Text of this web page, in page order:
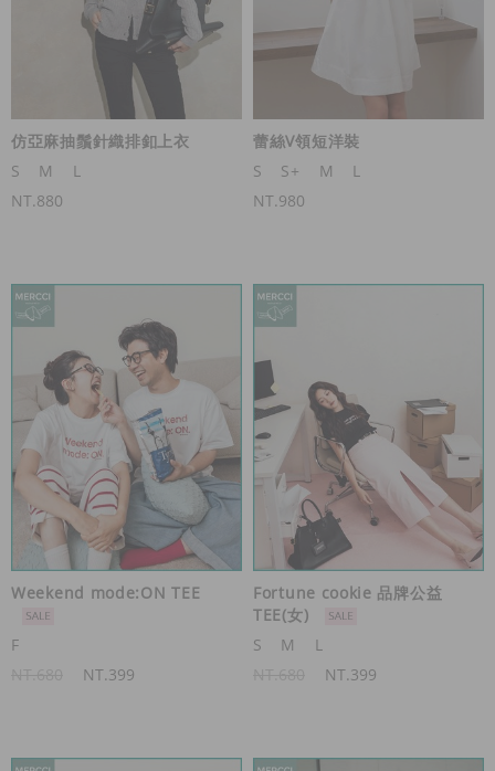
仿亞麻抽鬚針織排釦上衣
S
M
L
NT.880
蕾絲V領短洋裝
S
S+ M
L
NT.980
Weekend mode:ON TEE
F
NT.399
Fortune cookie 品牌公益
TEE(女)
S
M
L
NT.399